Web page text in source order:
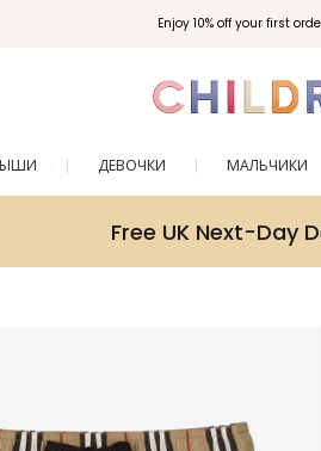
Enjoy 10% off your first
ДЕВОЧКИ МАЛЬЧИКИ
Free UK Next-Day